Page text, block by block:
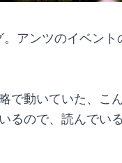
アンツのイベント
で動いていた、こ
るので、読んでい